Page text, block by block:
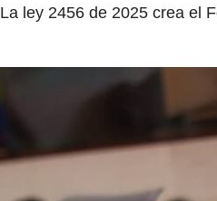
La ley 2456 de 2025 crea el